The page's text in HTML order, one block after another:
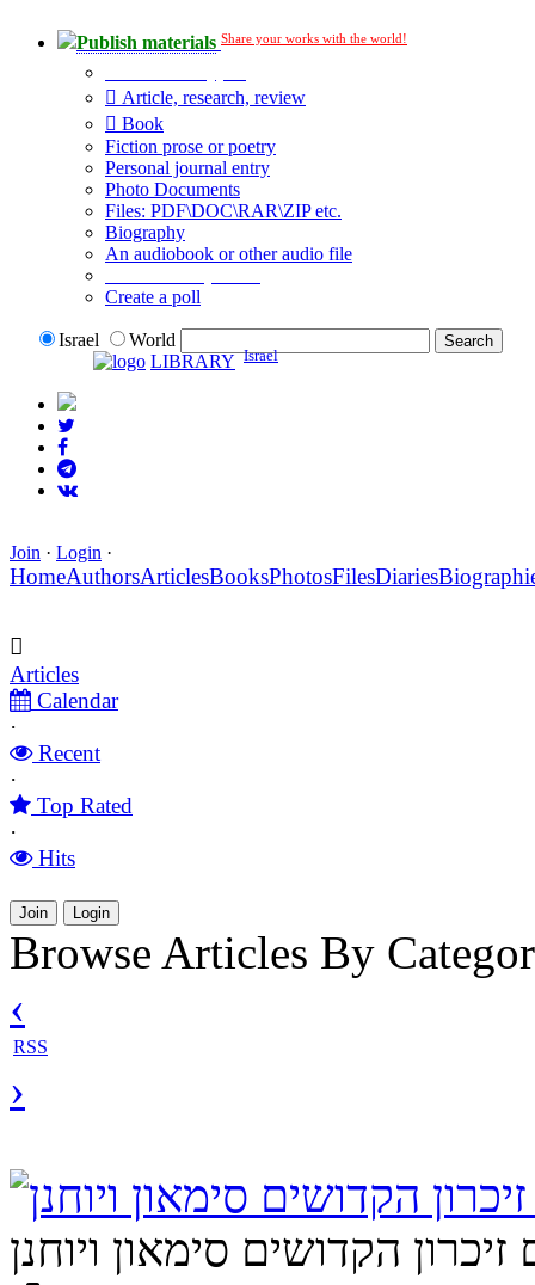
Publish materials Share your works with the world!
Article, research, review
Book
Fiction prose or poetry
Personal journal entry
Photo Documents
Files: PDF\DOC\RAR\ZIP etc.
Biography
An audiobook or other audio file
Create a poll
Israel
World
LIBRARY Israel
Join · Login ·
HomeAuthorsArticlesBooksPhotosFilesDiaries
Articles
Calendar
·
Recent
·
Top Rated
·
Hits
Join Login
Browse Articles By
‹
RSS
›
הקדושים סימאון ויוחנן
זיכרון הקדושים סימאון ויוחנן